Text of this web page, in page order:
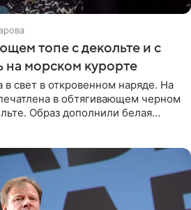
топе с декольте и с
на морском курорте
свет в откровенном наряде. На
в обтягивающем черном
Образ дополнили белая